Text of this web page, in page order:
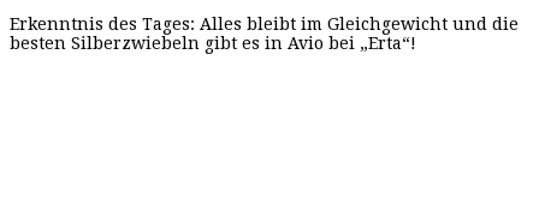
Erkenntnis des Tages: Alles bleibt im Gleichgewicht und die
besten Silberzwiebeln gibt es in Avio bei „Erta“!